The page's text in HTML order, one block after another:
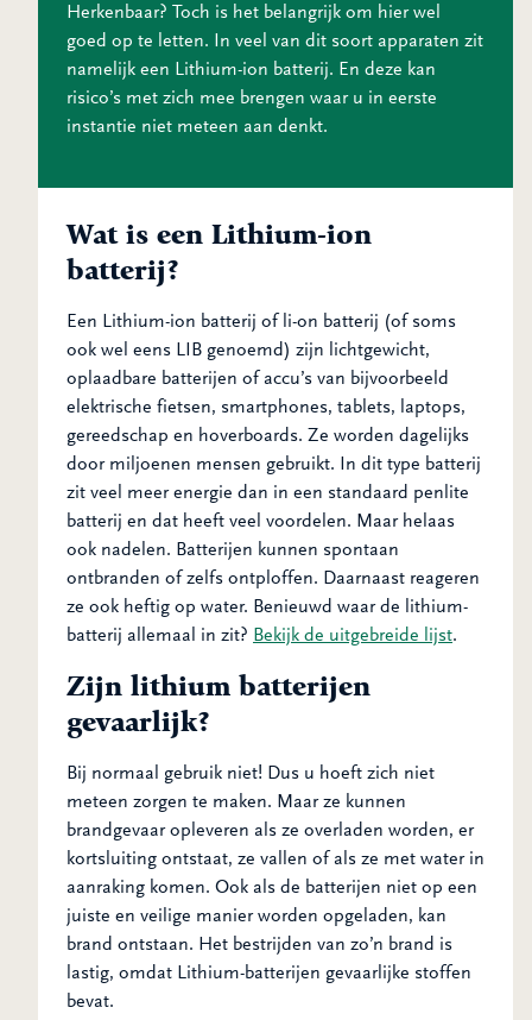
Herkenbaar? Toch is het belangrijk om hier wel
goed op te letten. In veel van dit soort apparaten zit
namelijk een Lithium-ion batterij. En deze kan
risico’s met zich mee brengen waar u in eerste
instantie niet meteen aan denkt.
Wat is een Lithium-ion
batterij?
Een Lithium-ion batterij of li-on batterij (of soms
ook wel eens LIB genoemd) zijn lichtgewicht,
oplaadbare batterijen of accu’s van bijvoorbeeld
elektrische fietsen, smartphones, tablets, laptops,
gereedschap en hoverboards. Ze worden dagelijks
door miljoenen mensen gebruikt. In dit type batterij
zit veel meer energie dan in een standaard penlite
batterij en dat heeft veel voordelen. Maar helaas
ook nadelen. Batterijen kunnen spontaan
ontbranden of zelfs ontploffen. Daarnaast reageren
ze ook heftig op water. Benieuwd waar de lithium-
batterij allemaal in zit? Bekijk de uitgebreide lijst.
Zijn lithium batterijen
gevaarlijk?
Bij normaal gebruik niet! Dus u hoeft zich niet
meteen zorgen te maken. Maar ze kunnen
brandgevaar opleveren als ze overladen worden, er
kortsluiting ontstaat, ze vallen of als ze met water in
aanraking komen. Ook als de batterijen niet op een
juiste en veilige manier worden opgeladen, kan
brand ontstaan. Het bestrijden van zo’n brand is
lastig, omdat Lithium-batterijen gevaarlijke stoffen
bevat.